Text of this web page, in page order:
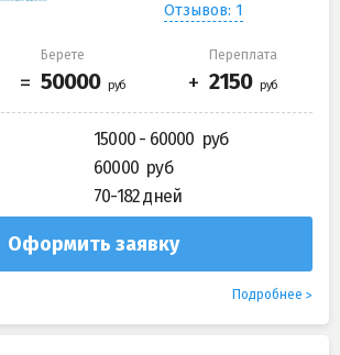
Отзывов: 1
Берете Переплата
15000 - 60000
60000
70-182 дней
Оформить заявку
Подробнее